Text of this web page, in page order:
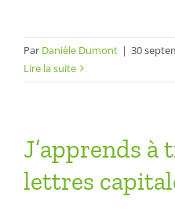
Par Danièle Dumont | 30
Lire la suite
J’apprends à
lettres